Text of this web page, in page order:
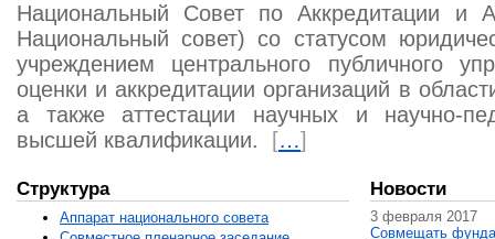
Национальный Совет по Аккредитации и
Национальный совет) со статусом
учреждением центрального публичного
оценки и аккредитации организаций в
а также аттестации научных и научно-
высшей квалификации.
[…]
Структура
Аппарат национального совета
Новости
3 февраля 2017
Совмещать